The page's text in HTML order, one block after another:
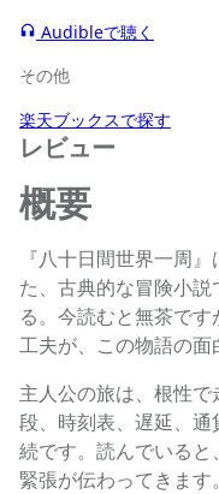
Audibleで聴く
その他
楽天ブックスで探す
レビュー
概要
『八十日間世界一周
た、古典的な冒険小
る。今読むと無茶で
工夫が、この物語の面
主人公の旅は、根性
段、時刻表、遅延、
続です。読んでいる
緊張が伝わってきます。